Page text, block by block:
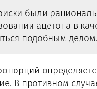
были
ацетона в
подобным делом.
В противном